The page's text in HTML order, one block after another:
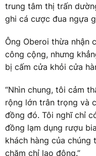
trung tâm thị trấn
ghi cá cược đua ngựa
Ông Oberoi thừa nhận
công cộng, nhưng
bị cấm cửa khỏi cửa
“Nhìn chung, tôi cảm
rộng lớn trân trọng và
đồng đó. Tôi nghĩ chỉ
đồng lạm dụng rượu
khách hàng của
chăm chỉ lao động.”